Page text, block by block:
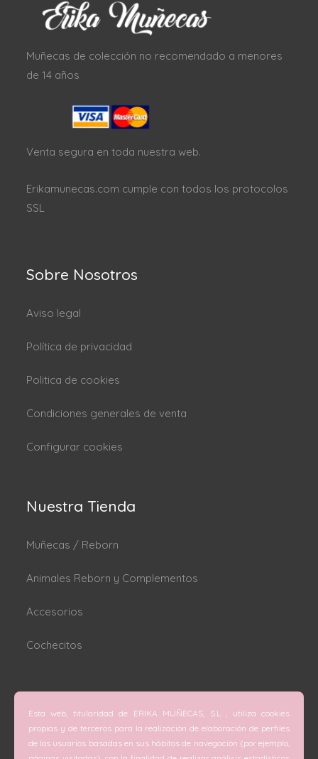
Muñecas de colección no recomendado a menores
de 14 años
Venta segura en toda nuestra web.
Erikamunecas.com cumple con todos los protocolos
SSL
Sobre Nosotros
Aviso legal
Política de privacidad
Politica de cookies
Condiciones generales de venta
Configurar cookies
Nuestra Tienda
Muñecas / Reborn
Animales Reborn y Complementos
Accesorios
Cochecitos
C/ San Vicente Mártir nº 74 (Valencia).
C/ Doctor Melis nº 6 (Grao de Gandía).
Esta web, titularidad de ERIKA MUÑECAS, S.L , utiliza cookies
propias y de terceros para la realización de elaboración de perfiles
de los usuarios basadas en sus hábitos de navegación (por ejemplo,